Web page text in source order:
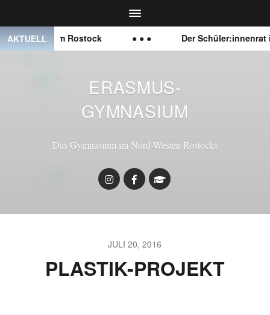
AKTUELLRostock Der Schüler:innenrat ist
ERASMUS-
GYMNASIUM
Das Gymnasium im Nord-Westen Rostocks
JULI 20, 2016
PLASTIK-PROJEKT